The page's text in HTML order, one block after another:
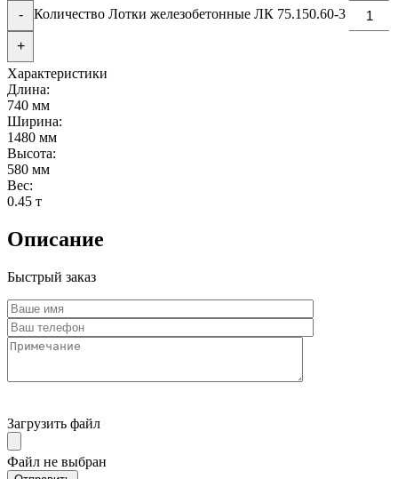
-
Количество Лотки железобетонные ЛК 75.150.60-3
+
Характеристики
Длина:
740 мм
Ширина:
1480 мм
Высота:
580 мм
Вес:
0.45 т
Описание
Быстрый заказ
Загрузить файл
Файл не выбран